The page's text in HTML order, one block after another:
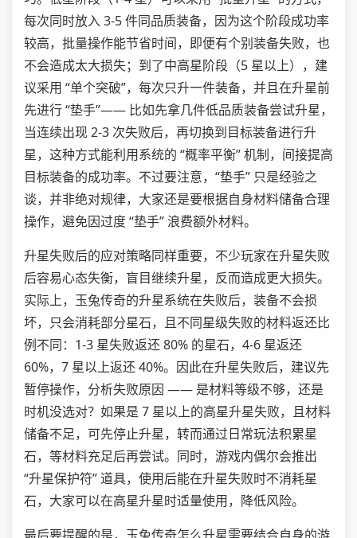
每次同时放入 3-5 件同品质装备，因为这个阶段成功率
较高，批量操作能节省时间，即便有个别装备失败，也
不会造成太大损失；到了中高星阶段（5 星以上），建
议采用 “单个突破”，每次只升一件装备，并且在升星前
先进行 “垫手”—— 比如先拿几件低品质装备尝试升星，
当连续出现 2-3 次失败后，再切换到目标装备进行升
星，这种方式能利用系统的 “概率平衡” 机制，间接提高
目标装备的成功率。不过要注意，“垫手” 只是经验之
谈，并非绝对规律，大家还是要根据自身材料储备合理
操作，避免因过度 “垫手” 浪费额外材料。
升星失败后的应对策略同样重要，不少玩家在升星失败
后容易心态失衡，盲目继续升星，反而造成更大损失。
实际上，玉兔传奇的升星系统在失败后，装备不会损
坏，只会消耗部分星石，且不同星级失败的材料返还比
例不同：1-3 星失败返还 80% 的星石，4-6 星返还
60%，7 星以上返还 40%。因此在升星失败后，建议先
暂停操作，分析失败原因 —— 是材料等级不够，还是
时机没选对？如果是 7 星以上的高星升星失败，且材料
储备不足，可先停止升星，转而通过日常玩法积累星
石，等材料充足后再尝试。同时，游戏内偶尔会推出
“升星保护符” 道具，使用后能在升星失败时不消耗星
石，大家可以在高星升星时适量使用，降低风险。